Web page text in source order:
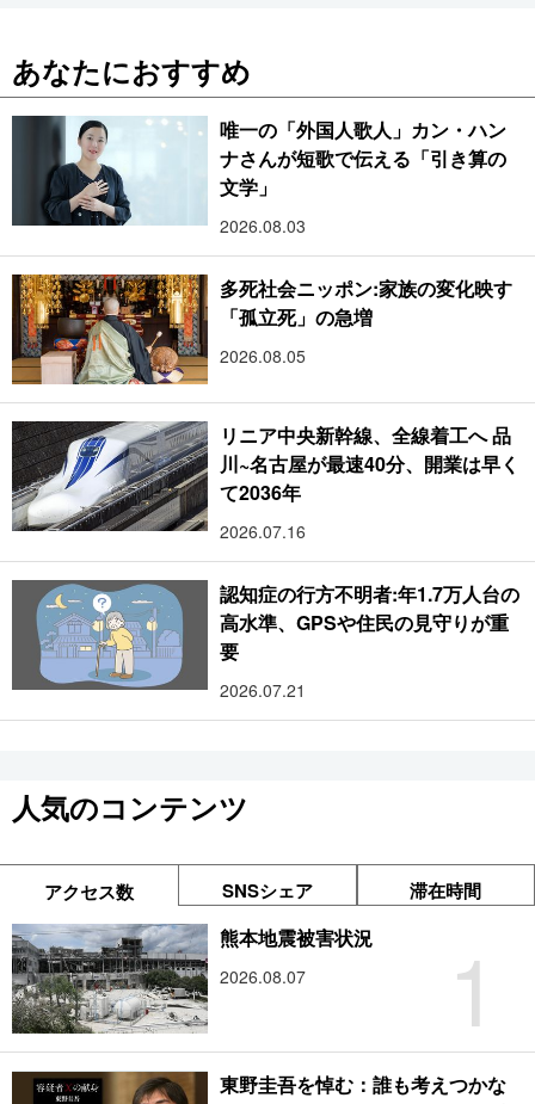
あなたにおすすめ
唯一の「外国人歌人」カン・ハン
ナさんが短歌で伝える「引き算の
文学」
2026.08.03
多死社会ニッポン:家族の変化映す
「孤立死」の急増
2026.08.05
リニア中央新幹線、全線着工へ 品
川~名古屋が最速40分、開業は早く
て2036年
2026.07.16
認知症の行方不明者:年1.7万人台の
高水準、GPSや住民の見守りが重
要
2026.07.21
人気のコンテンツ
アクセス数 SNSシェア 滞在時間
1
熊本地震被害状況
2026.08.07
東野圭吾を悼む：誰も考えつかな